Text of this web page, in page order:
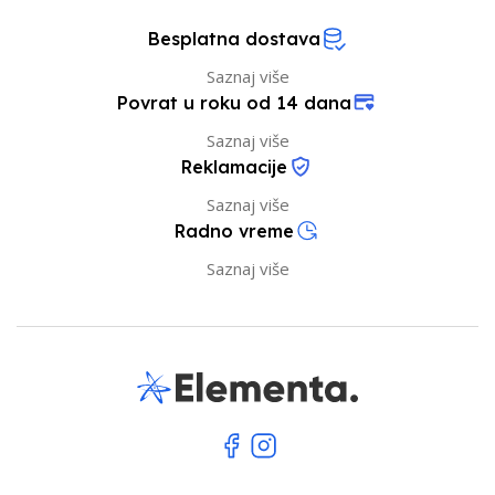
Besplatna dostava
Saznaj više
Povrat u roku od 14 dana
Saznaj više
Reklamacije
Saznaj više
Radno vreme
Saznaj više